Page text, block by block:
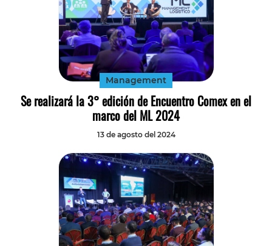
Management
Se realizará la 3° edición de Encuentro Comex en el
marco del ML 2024
13 de agosto del 2024